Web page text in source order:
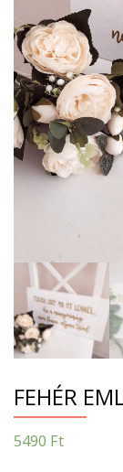
FEHÉR
5490 Ft